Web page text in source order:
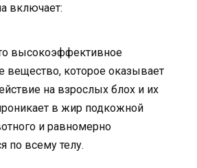
включает:
высокоэффективное
вещество, которое оказывает
на взрослых блох и их
в жир подкожной
и равномерно
по всему телу.